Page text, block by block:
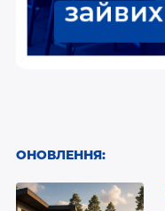
ОНОВЛЕННЯ: